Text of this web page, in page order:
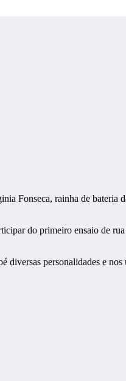
Fonseca, rainha de bateria
do primeiro ensaio de
diversas personalidades e